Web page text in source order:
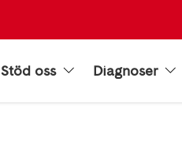
Stöd oss Diagnoser